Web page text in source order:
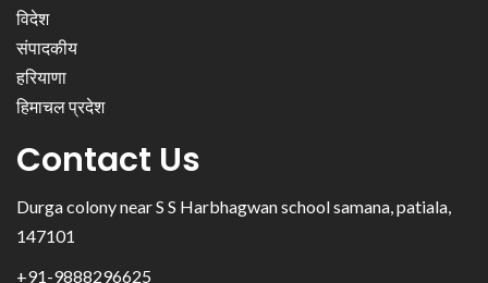
विदेश
संपादकीय
हरियाणा
हिमाचल प्रदेश
Contact Us
Durga colony near S S Harbhagwan school samana, patiala,
147101
+91-9888296625